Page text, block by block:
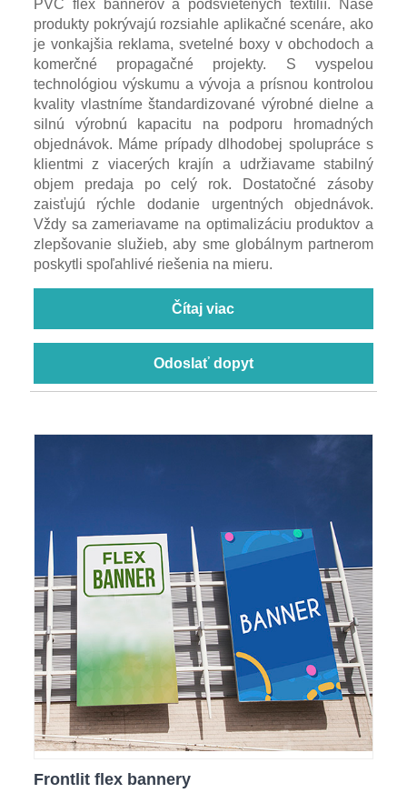
PVC flex bannerov a podsvietených textílií. Naše
produkty pokrývajú rozsiahle aplikačné scenáre, ako
je vonkajšia reklama, svetelné boxy v obchodoch a
komerčné propagačné projekty. S vyspelou
technológiou výskumu a vývoja a prísnou kontrolou
kvality vlastníme štandardizované výrobné dielne a
silnú výrobnú kapacitu na podporu hromadných
objednávok. Máme prípady dlhodobej spolupráce s
klientmi z viacerých krajín a udržiavame stabilný
objem predaja po celý rok. Dostatočné zásoby
zaisťujú rýchle dodanie urgentných objednávok.
Vždy sa zameriavame na optimalizáciu produktov a
zlepšovanie služieb, aby sme globálnym partnerom
poskytli spoľahlivé riešenia na mieru.
Čítaj viac
Odoslať dopyt
Frontlit flex bannery